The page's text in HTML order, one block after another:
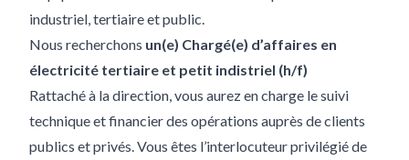
industriel, tertiaire et public.
Nous recherchons un(e) Chargé(e) d’affaires en
électricité tertiaire et petit indistriel (h/f)
Rattaché à la direction, vous aurez en charge le suivi
technique et financier des opérations auprès de clients
publics et privés. Vous êtes l’interlocuteur privilégié de